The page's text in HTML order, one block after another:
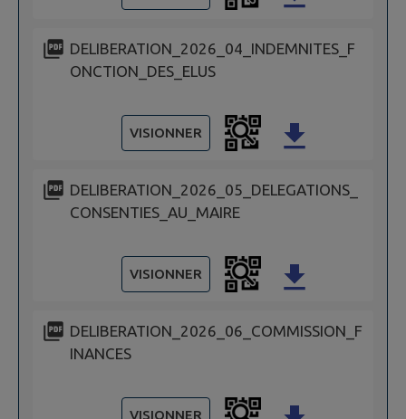
DELIBERATION_2026_04_INDEMNITES_F
ONCTION_DES_ELUS
VISIONNER
DELIBERATION_2026_05_DELEGATIONS_
CONSENTIES_AU_MAIRE
VISIONNER
DELIBERATION_2026_06_COMMISSION_F
INANCES
VISIONNER